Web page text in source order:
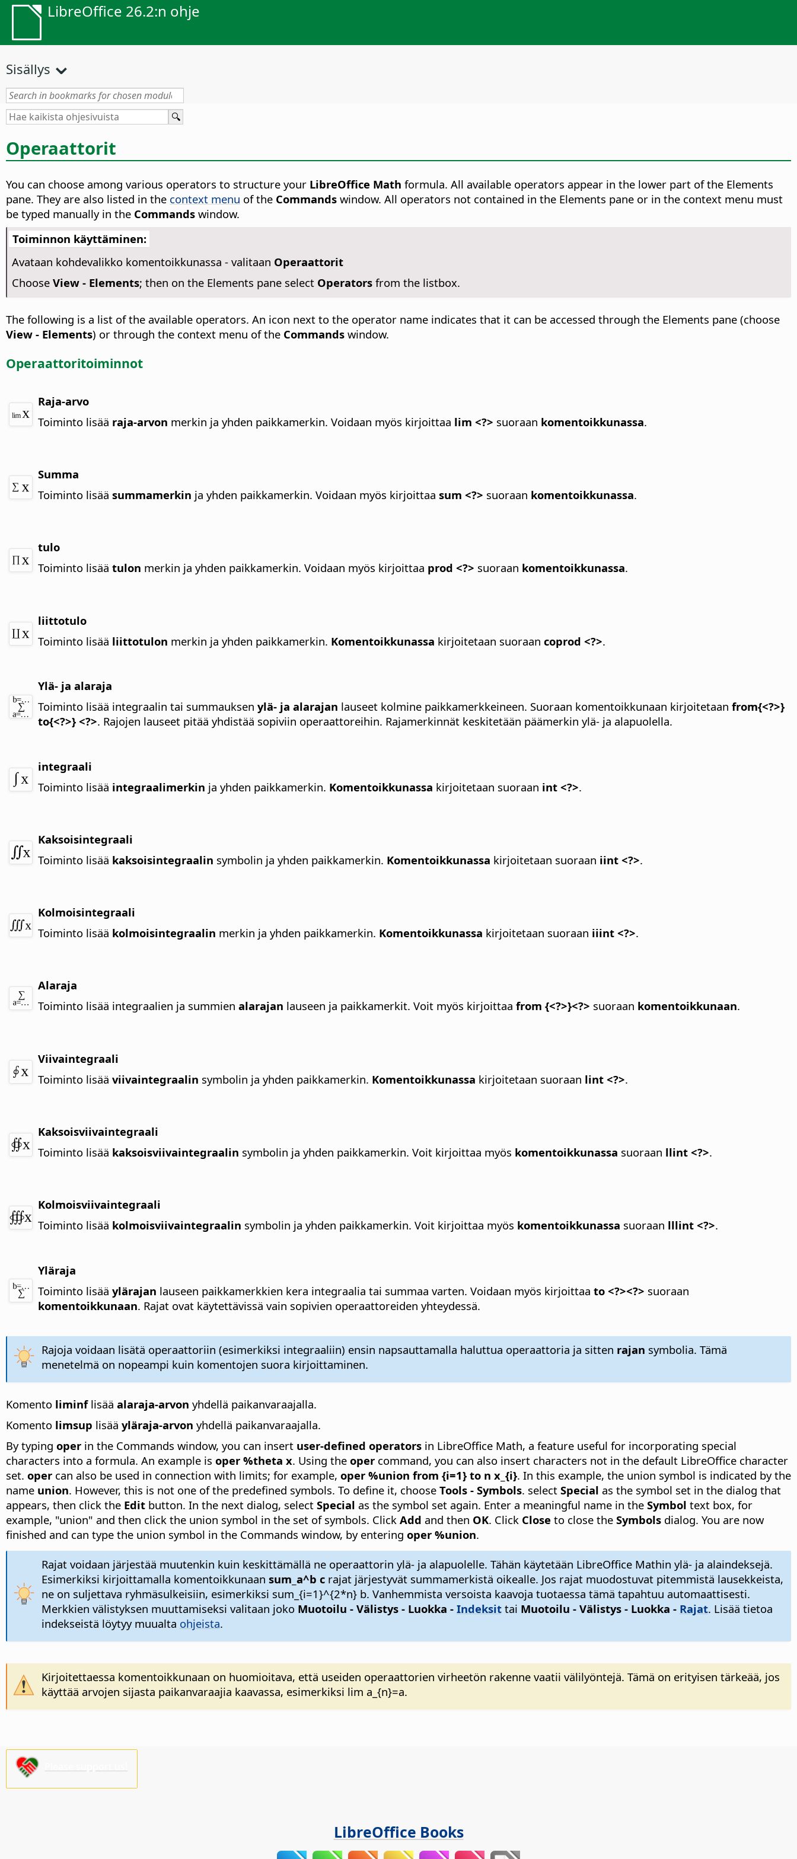
LibreOffice 26.2:n ohje
Sisällys
Operaattorit
You can choose among various operators to structure your LibreOffice Math formula. All available operators appear in the lower part of the Elements
pane. They are also listed in the context menu of the Commands window. All operators not contained in the Elements pane or in the context menu must
be typed manually in the Commands window.
Toiminnon käyttäminen:
Avataan kohdevalikko komentoikkunassa - valitaan Operaattorit
Choose View - Elements; then on the Elements pane select Operatorsfrom the listbox.
The following is a list of the available operators. An icon next to the operator name indicates that it can be accessed through the Elements pane (choose
View - Elements) or through the context menu of the Commands window.
Operaattoritoiminnot
Raja-arvo
Toiminto lisää raja-arvon merkin ja yhden paikkamerkin. Voidaan myös kirjoittaa lim <?> suoraan komentoikkunassa.
Summa
Toiminto lisääsummamerkin ja yhden paikkamerkin. Voidaan myös kirjoittaasum <?> suoraan komentoikkunassa.
tulo
Toiminto lisäätulon merkin ja yhden paikkamerkin. Voidaan myös kirjoittaa prod <?> suoraan komentoikkunassa.
liittotulo
Toiminto lisää liittotulon merkin ja yhden paikkamerkin. Komentoikkunassa kirjoitetaan suoraancoprod <?>.
Ylä- ja alaraja
Toiminto lisää integraalin tai summauksenylä- ja alarajan lauseet kolmine paikkamerkkeineen. Suoraan komentoikkunaan kirjoitetaanfrom{<?>}
to{<?>} <?>. Rajojen lauseet pitää yhdistää sopiviin operaattoreihin. Rajamerkinnät keskitetään päämerkin ylä- ja alapuolella.
integraali
Toiminto lisää integraalimerkin ja yhden paikkamerkin. Komentoikkunassa kirjoitetaan suoraan int <?>.
Kaksoisintegraali
Toiminto lisää kaksoisintegraalin symbolin ja yhden paikkamerkin. Komentoikkunassa kirjoitetaan suoraan iint <?>.
Kolmoisintegraali
Toiminto lisää kolmoisintegraalin merkin ja yhden paikkamerkin. Komentoikkunassa kirjoitetaan suoraan iiint <?>.
Alaraja
Toiminto lisää integraalien ja summienalarajan lauseen ja paikkamerkit. Voit myös kirjoittaafrom {<?>}<?> suoraan komentoikkunaan.
Viivaintegraali
Toiminto lisääviivaintegraalin symbolin ja yhden paikkamerkin. Komentoikkunassa kirjoitetaan suoraan lint <?>.
Kaksoisviivaintegraali
Toiminto lisää kaksoisviivaintegraalin symbolin ja yhden paikkamerkin. Voit kirjoittaa myös komentoikkunassa suoraan llint <?>.
Kolmoisviivaintegraali
Toiminto lisää kolmoisviivaintegraalin symbolin ja yhden paikkamerkin. Voit kirjoittaa myös komentoikkunassa suoraan lllint <?>.
Yläraja
Toiminto lisääylärajan lauseen paikkamerkkien kera integraalia tai summaa varten. Voidaan myös kirjoittaato <?><?> suoraan
komentoikkunaan. Rajat ovat käytettävissä vain sopivien operaattoreiden yhteydessä.
Rajoja voidaan lisätä operaattoriin (esimerkiksi integraaliin) ensin napsauttamalla haluttua operaattoria ja sitten rajan symbolia. Tämä
menetelmä on nopeampi kuin komentojen suora kirjoittaminen.
Komento liminflisää alaraja-arvon yhdellä paikanvaraajalla.
Komento limsup lisää yläraja-arvon yhdellä paikanvaraajalla.
By typing oper in the Commands window, you can insert user-defined operators in LibreOffice Math, a feature useful for incorporating special
characters into a formula. An example is oper %theta x. Using the oper command, you can also insert characters not in the default LibreOffice character
set. oper can also be used in connection with limits; for example, oper %union from {i=1} to n x_{i}. In this example, the union symbol is indicated by the
name union. However, this is not one of the predefined symbols. To define it, choose Tools - Symbols. select Special as the symbol set in the dialog that
appears, then click the Edit button. In the next dialog, select Special as the symbol set again. Enter a meaningful name in the Symbol text box, for
example, "union" and then click the union symbol in the set of symbols. Click Add and then OK. Click Close to close the Symbols dialog. You are now
finished and can type the union symbol in the Commands window, by entering oper %union.
Rajat voidaan järjestää muutenkin kuin keskittämällä ne operaattorin ylä- ja alapuolelle. Tähän käytetään LibreOffice Mathin ylä- ja alaindeksejä.
Esimerkiksi kirjoittamalla komentoikkunaan sum_a^b crajat järjestyvät summamerkistä oikealle. Jos rajat muodostuvat pitemmistä lausekkeista,
ne on suljettava ryhmäsulkeisiin, esimerkiksi sum_{i=1}^{2*n} b. Vanhemmista versoista kaavoja tuotaessa tämä tapahtuu automaattisesti.
Merkkien välistyksen muuttamiseksi valitaan joko Muotoilu - Välistys - Luokka - Indeksittai Muotoilu - Välistys - Luokka - Rajat. Lisää tietoa
indekseistä löytyy muualta ohjeista.
Kirjoitettaessa komentoikkunaan on huomioitava, että useiden operaattorien virheetön rakenne vaatii välilyöntejä. Tämä on erityisen tärkeää, jos
käyttää arvojen sijasta paikanvaraajia kaavassa, esimerkiksi lim a_{n}=a.
LibreOffice Books